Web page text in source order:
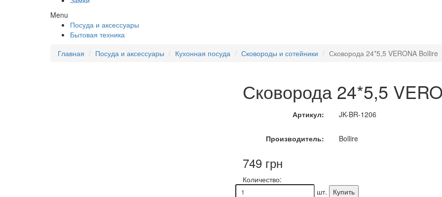
Menu
Посуда и аксессуары
Бытовая техника
Главная
Посуда и аксессуары Кухонная посуда Сковороды и сотейники Сковорода 24*5,5 VERONA Bollire
Сковорода 24*5,5
Артикул: JK-BR-1206
Производитель: Bollire
749 грн
Количество:
шт.
Купить